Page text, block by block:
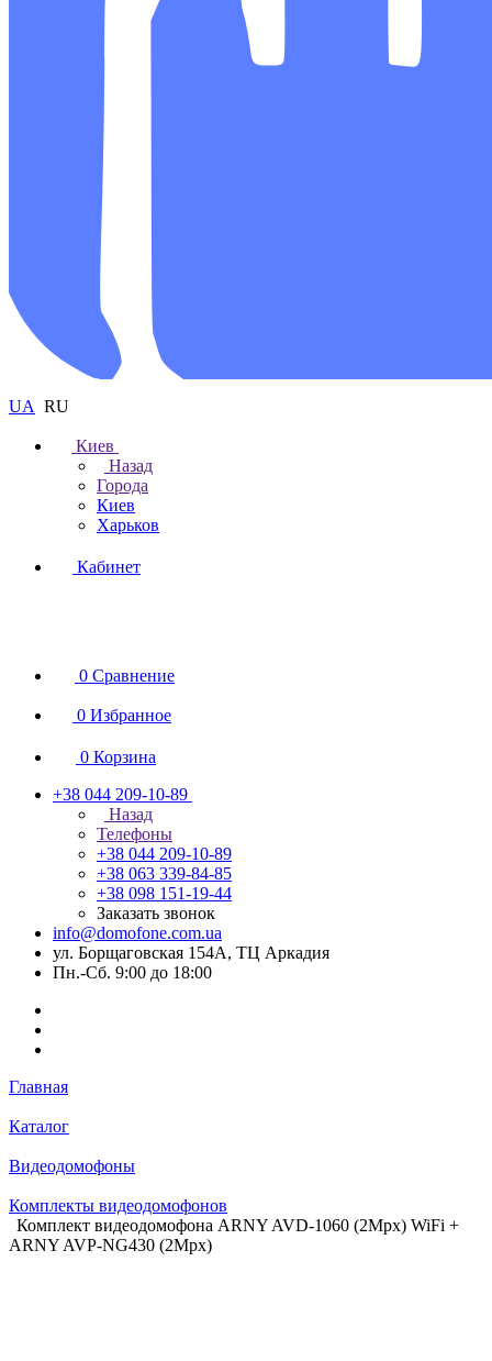
UA RU
Киев
Назад
Города
Киев
Харьков
Кабинет
0 Сравнение
0 Избранное
0 Корзина
+38 044 209-10-89
Назад
Телефоны
+38 044 209-10-89
+38 063 339-84-85
+38 098 151-19-44
Заказать звонок
info@domofone.com.ua
ул. Борщаговская 154А, ТЦ Аркадия
Пн.-Сб. 9:00 до 18:00
Главная
Каталог
Видеодомофоны
Комплекты видеодомофонов
Комплект видеодомофона ARNY AVD-1060 (2Mpx) WiFi +
ARNY AVP-NG430 (2Mpx)